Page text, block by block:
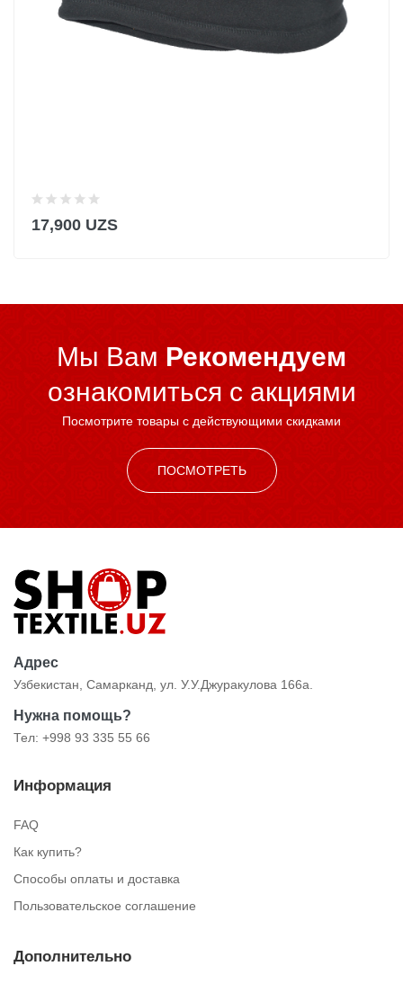
17,900 UZS
Мы Вам Рекомендуем
ознакомиться c акциями
Посмотрите товары с действующими скидками
ПОСМОТРЕТЬ
Адрес
Узбекистан, Самарканд, ул. У.У.Джуракулова 166а.
Нужна помощь?
Тел: +998 93 335 55 66
Информация
FAQ
Как купить?
Способы оплаты и доставка
Пользовательское соглашение
Дополнительно